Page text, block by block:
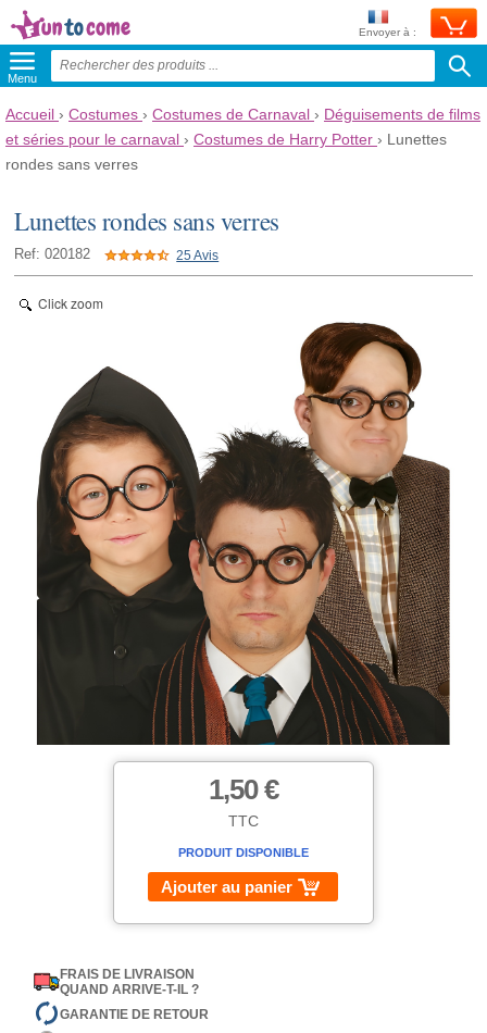
Envoyer à :
Menu
Accueil › Costumes › Costumes de Carnaval › Déguisements de films
et séries pour le carnaval › Costumes de Harry Potter › Lunettes
rondes sans verres
Lunettes rondes sans verres
Ref: 020182 25 Avis
Click zoom
1,50 €
TTC
PRODUIT DISPONIBLE
Ajouter au panier
FRAIS DE LIVRAISON
QUAND ARRIVE-T-IL ?
GARANTIE DE RETOUR